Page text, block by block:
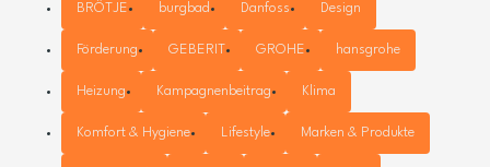
BRÖTJE burgbad Danfoss Design
Förderung GEBERIT GROHE hansgrohe
Heizung Kampagnenbeitrag Klima
Komfort & Hygiene Lifestyle Marken & Produkte